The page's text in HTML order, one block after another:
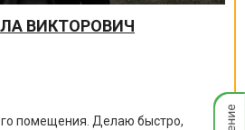
ВИКТОРОВИЧ
помещения. Делаю быстро,